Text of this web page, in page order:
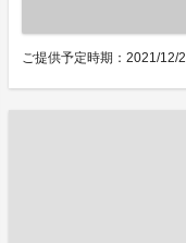
ご提供予定時期：2021/12/